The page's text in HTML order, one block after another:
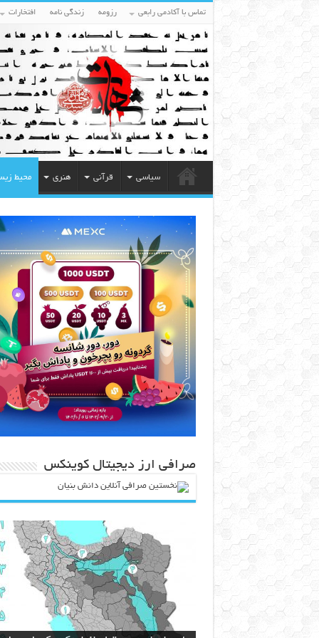
تماس با آکادمی رابعی رزومه زندگی نامه افتخارات
سیاسی قرآنی هنری محیط
صرافی ارز دیجیتال کوینکس